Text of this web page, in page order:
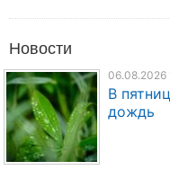
Новости
06.08.2026
В
дождь